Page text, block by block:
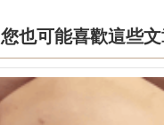
您也可能喜歡這些